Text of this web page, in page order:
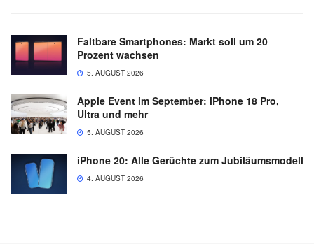
Faltbare Smartphones: Markt soll um 20
Prozent wachsen
5. AUGUST 2026
Apple Event im September: iPhone 18 Pro,
Ultra und mehr
5. AUGUST 2026
iPhone 20: Alle Gerüchte zum Jubiläumsmodell
4. AUGUST 2026